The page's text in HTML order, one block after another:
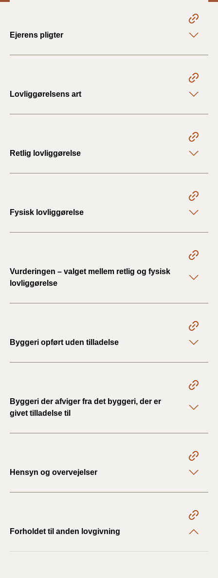
Ejerens pligter
Lovliggørelsens art
Retlig lovliggørelse
Fysisk lovliggørelse
Vurderingen – valget mellem retlig og fysisk
lovliggørelse
Byggeri opført uden tilladelse
Byggeri der afviger fra det byggeri, der er
givet tilladelse til
Hensyn og overvejelser
Forholdet til anden lovgivning